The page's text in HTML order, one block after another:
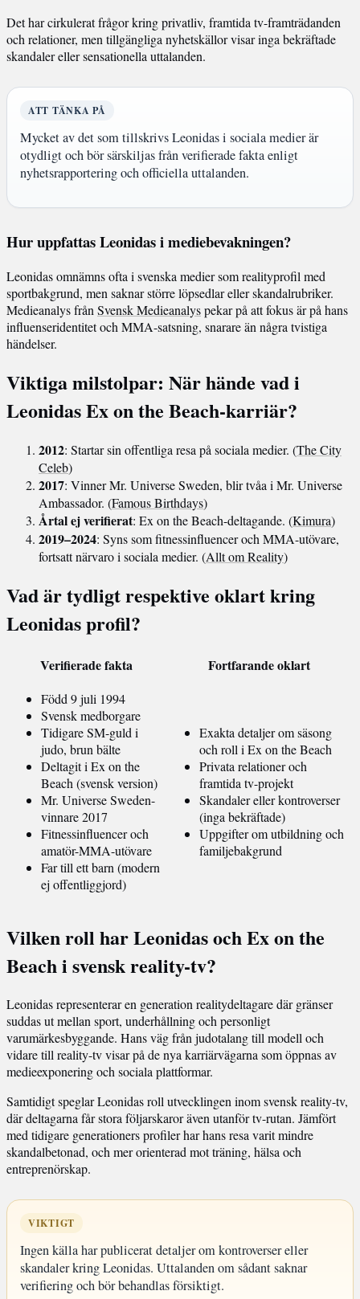
Det har cirkulerat frågor kring privatliv, framtida tv-framträdanden
och relationer, men tillgängliga nyhetskällor visar inga bekräftade
skandaler eller sensationella uttalanden.
ATT TÄNKA PÅ
Mycket av det som tillskrivs Leonidas i sociala medier är
otydligt och bör särskiljas från verifierade fakta enligt
nyhetsrapportering och officiella uttalanden.
Hur uppfattas Leonidas i mediebevakningen?
Leonidas omnämns ofta i svenska medier som realityprofil med
sportbakgrund, men saknar större löpsedlar eller skandalrubriker.
Medieanalys från Svensk Medieanalyspekar på att fokus är på hans
influenseridentitet och MMA-satsning, snarare än några tvistiga
händelser.
Viktiga milstolpar: När hände vad i
Leonidas Ex on the Beach-karriär?
2012: Startar sin offentliga resa på sociala medier. (The City
Celeb)
2017: Vinner Mr. Universe Sweden, blir tvåa i Mr. Universe
Ambassador. (Famous Birthdays)
Årtal ej verifierat: Ex on the Beach-deltagande. (Kimura)
2019–2024: Syns som fitnessinfluencer och MMA-utövare,
fortsatt närvaro i sociala medier. (Allt om Reality)
Vad är tydligt respektive oklart kring
Leonidas profil?
Verifierade fakta Fortfarande oklart
Född 9 juli 1994
Svensk medborgare
Tidigare SM-guld i
judo, brun bälte
Deltagit i Ex on the
Beach (svensk version)
Mr. Universe Sweden-
vinnare 2017
Fitnessinfluencer och
amatör-MMA-utövare
Far till ett barn (modern
ej offentliggjord)
Exakta detaljer om säsong
och roll i Ex on the Beach
Privata relationer och
framtida tv-projekt
Skandaler eller kontroverser
(inga bekräftade)
Uppgifter om utbildning och
familjebakgrund
Vilken roll har Leonidas och Ex on the
Beach i svensk reality-tv?
Leonidas representerar en generation realitydeltagare där gränser
suddas ut mellan sport, underhållning och personligt
varumärkesbyggande. Hans väg från judotalang till modell och
vidare till reality-tv visar på de nya karriärvägarna som öppnas av
medieexponering och sociala plattformar.
Samtidigt speglar Leonidas roll utvecklingen inom svensk reality-tv,
där deltagarna får stora följarskaror även utanför tv-rutan. Jämfört
med tidigare generationers profiler har hans resa varit mindre
skandalbetonad, och mer orienterad mot träning, hälsa och
entreprenörskap.
VIKTIGT
Ingen källa har publicerat detaljer om kontroverser eller
skandaler kring Leonidas. Uttalanden om sådant saknar
verifiering och bör behandlas försiktigt.